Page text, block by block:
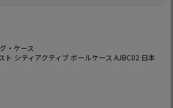
・ケース
ト シティアクティブ ボールケース AJBC02 日本